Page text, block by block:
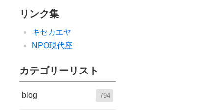
リンク集
キセカエヤ
NPO現代座
カテゴリーリスト
blog 794